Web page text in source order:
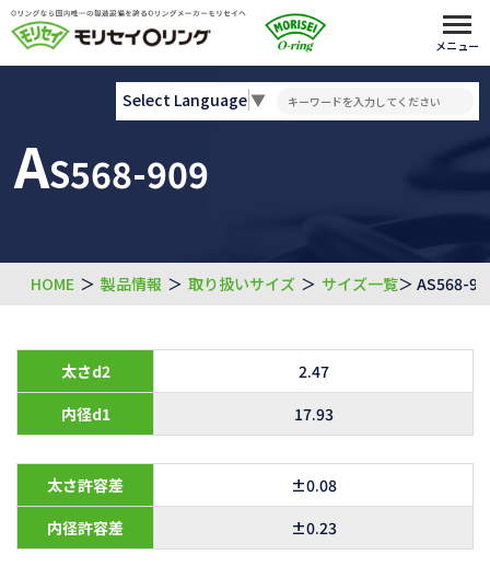
メニュー
AS568-909
Select Language▼
HOME ＞ 製品情報 ＞ 取り扱いサイズ ＞ サイズ一覧＞ AS568-
太さd2
2.47
内径d1
17.93
太さ許容差
±0.08
内径許容差
±0.23